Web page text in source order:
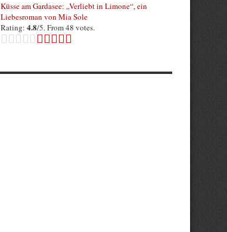
Küsse am Gardasee: „Verliebt in Limone“, ein
Liebesroman von Mia Sole
Rating: 4.8/5. From 48 votes.